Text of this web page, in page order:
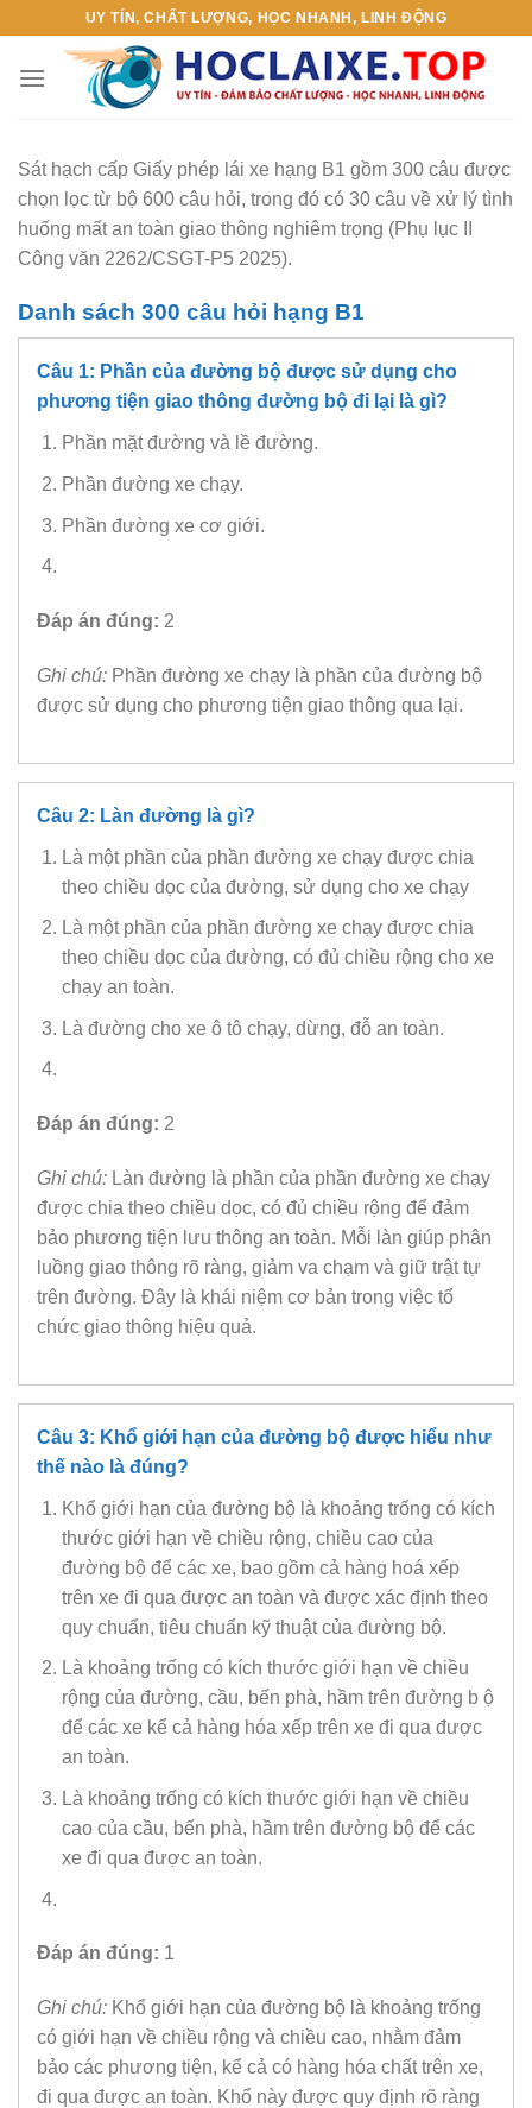
content
UY TÍN, CHẤT LƯỢNG, HỌC NHANH, LINH ĐỘNG
Sát hạch cấp Giấy phép lái xe hạng B1 gồm 300 câu được
chọn lọc từ bộ 600 câu hỏi, trong đó có 30 câu về xử lý tình
huống mất an toàn giao thông nghiêm trọng (Phụ lục II
Công văn 2262/CSGT-P5 2025).
Danh sách 300 câu hỏi hạng B1
Câu 1: Phần của đường bộ được sử dụng cho
phương tiện giao thông đường bộ đi lại là gì?
Phần mặt đường và lề đường.
Phần đường xe chạy.
Phần đường xe cơ giới.
Đáp án đúng: 2
Ghi chú: Phần đường xe chạy là phần của đường bộ
được sử dụng cho phương tiện giao thông qua lại.
Câu 2: Làn đường là gì?
Là một phần của phần đường xe chạy được chia
theo chiều dọc của đường, sử dụng cho xe chạy
Là một phần của phần đường xe chạy được chia
theo chiều dọc của đường, có đủ chiều rộng cho xe
chạy an toàn.
Là đường cho xe ô tô chạy, dừng, đỗ an toàn.
Đáp án đúng: 2
Ghi chú: Làn đường là phần của phần đường xe chạy
được chia theo chiều dọc, có đủ chiều rộng để đảm
bảo phương tiện lưu thông an toàn. Mỗi làn giúp phân
luồng giao thông rõ ràng, giảm va chạm và giữ trật tự
trên đường. Đây là khái niệm cơ bản trong việc tổ
chức giao thông hiệu quả.
Câu 3: Khổ giới hạn của đường bộ được hiểu như
thế nào là đúng?
Khổ giới hạn của đường bộ là khoảng trống có kích
thước giới hạn về chiều rộng, chiều cao của
đường bộ để các xe, bao gồm cả hàng hoá xếp
trên xe đi qua được an toàn và được xác định theo
quy chuẩn, tiêu chuẩn kỹ thuật của đường bộ.
Là khoảng trống có kích thước giới hạn về chiều
rộng của đường, cầu, bến phà, hầm trên đường b ộ
để các xe kể cả hàng hóa xếp trên xe đi qua được
an toàn.
Là khoảng trống có kích thước giới hạn về chiều
cao của cầu, bến phà, hầm trên đường bộ để các
xe đi qua được an toàn.
Đáp án đúng: 1
Ghi chú: Khổ giới hạn của đường bộ là khoảng trống
có giới hạn về chiều rộng và chiều cao, nhằm đảm
bảo các phương tiện, kể cả có hàng hóa chất trên xe,
đi qua được an toàn. Khổ này được quy định rõ ràng